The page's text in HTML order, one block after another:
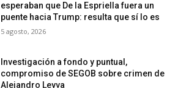
esperaban que De la Espriella fuera un
puente hacia Trump: resulta que sí lo es
5 agosto, 2026
Investigación a fondo y puntual,
compromiso de SEGOB sobre crimen de
Alejandro Leyva